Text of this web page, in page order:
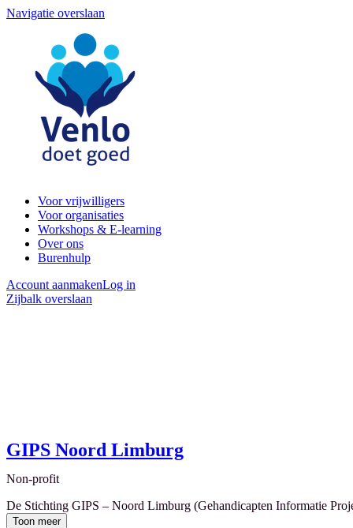
Navigatie overslaan
Voor vrijwilligers
Voor organisaties
Workshops & E-learning
Over ons
Burenhulp
Account aanmakenLog in
Zijbalk overslaan
GIPS Noord Limburg
Non-profit
De Stichting GIPS – Noord Limburg (Gehandicapten Informatie
Toon meer